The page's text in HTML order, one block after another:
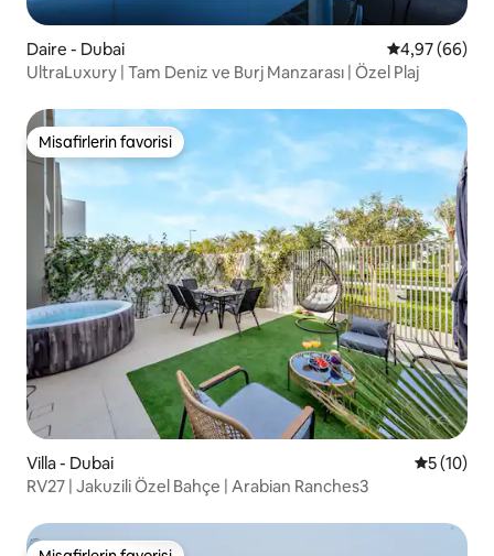
Daire - Dubai 5 üzerinden
4,97 (66)
UltraLuxury | Tam Deniz ve Burj Manzarası | Özel Plaj
Misafirlerin favorisi
Misafirlerin favorisi
Villa - Dubai 55 (10)
RV27 | Jakuzili Özel Bahçe | Arabian Ranches3